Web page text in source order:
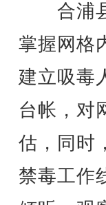
合浦县
掌握网格
建立吸毒
台帐，对
估，同时
禁毒工作